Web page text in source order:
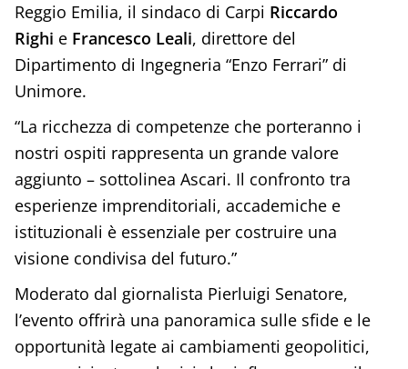
Reggio Emilia, il sindaco di Carpi Riccardo
Righi e Francesco Leali, direttore del
Dipartimento di Ingegneria “Enzo Ferrari” di
Unimore.
“La ricchezza di competenze che porteranno i
nostri ospiti rappresenta un grande valore
aggiunto – sottolinea Ascari. Il confronto tra
esperienze imprenditoriali, accademiche e
istituzionali è essenziale per costruire una
visione condivisa del futuro.”
Moderato dal giornalista Pierluigi Senatore,
l’evento offrirà una panoramica sulle sfide e le
opportunità legate ai cambiamenti geopolitici,